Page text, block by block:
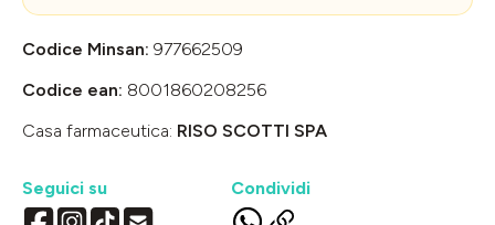
Codice Minsan: 977662509
Codice ean: 8001860208256
Casa farmaceutica: RISO SCOTTI SPA
Seguici su Condividi